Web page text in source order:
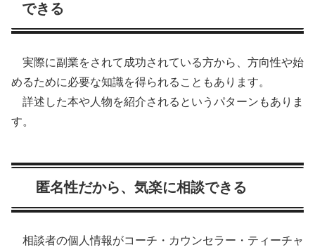
できる
実際に副業をされて成功されている方から、方向性や始
めるために必要な知識を得られることもあります。
詳述した本や人物を紹介されるというパターンもありま
す。
匿名性だから、気楽に相談できる
相談者の個人情報がコーチ・カウンセラー・ティーチャ